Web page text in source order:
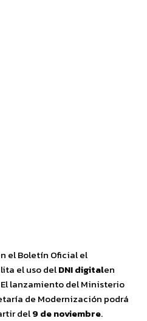
el Boletín Oficial el
el uso delDNI digitalen
lanzamiento del Ministerio
de Modernización podrá
del9 de noviembre.